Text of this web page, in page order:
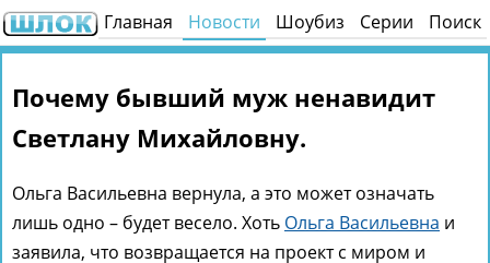
Главная Новости Шоубиз Серии Поиск
Почему бывший муж ненавидит
Светлану Михайловну.
Ольга Васильевна вернула, а это может означать
лишь одно – будет весело. Хоть Ольга Васильевна и
заявила, что возвращается на проект с миром и